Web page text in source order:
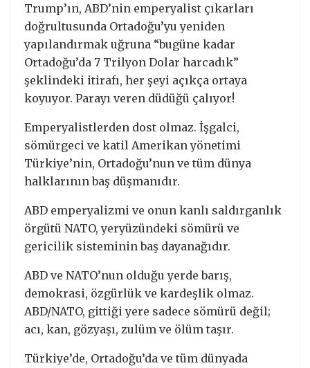
Trump’ın, ABD’nin emperyalist çıkarları
doğrultusunda Ortadoğu’yu yeniden
yapılandırmak uğruna “bugüne kadar
Ortadoğu’da 7 Trilyon Dolar harcadık”
şeklindeki itirafı, her şeyi açıkça ortaya
koyuyor. Parayı veren düdüğü çalıyor!
Emperyalistlerden dost olmaz. İşgalci,
sömürgeci ve katil Amerikan yönetimi
Türkiye’nin, Ortadoğu’nun ve tüm dünya
halklarının baş düşmanıdır.
ABD emperyalizmi ve onun kanlı saldırganlık
örgütü NATO, yeryüzündeki sömürü ve
gericilik sisteminin baş dayanağıdır.
ABD ve NATO’nun olduğu yerde barış,
demokrasi, özgürlük ve kardeşlik olmaz.
ABD/NATO, gittiği yere sadece sömürü değil;
acı, kan, gözyaşı, zulüm ve ölüm taşır.
Türkiye’de, Ortadoğu’da ve tüm dünyada